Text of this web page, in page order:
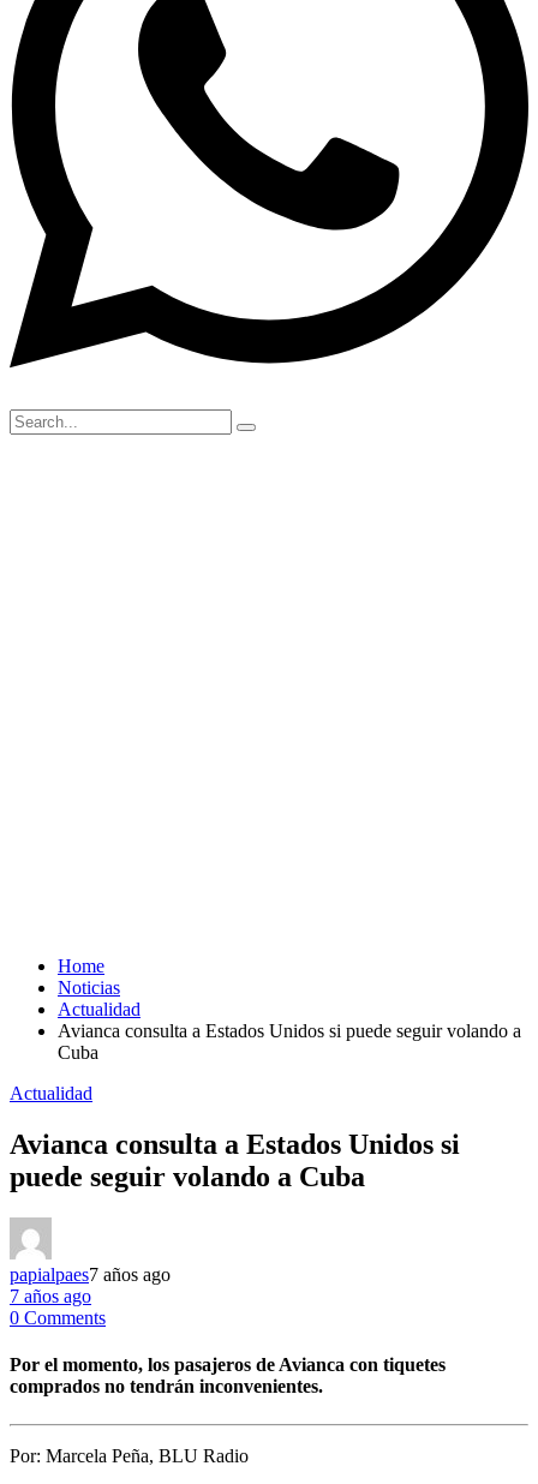
Home
Noticias
Actualidad
Avianca consulta a Estados Unidos si puede seguir volando a
Cuba
Actualidad
Avianca consulta a Estados Unidos si
puede seguir volando a Cuba
papialpaes7 años ago
7 años ago
0 Comments
Por el momento, los pasajeros de Avianca con tiquetes
comprados no tendrán inconvenientes.
Por: Marcela Peña, BLU Radio